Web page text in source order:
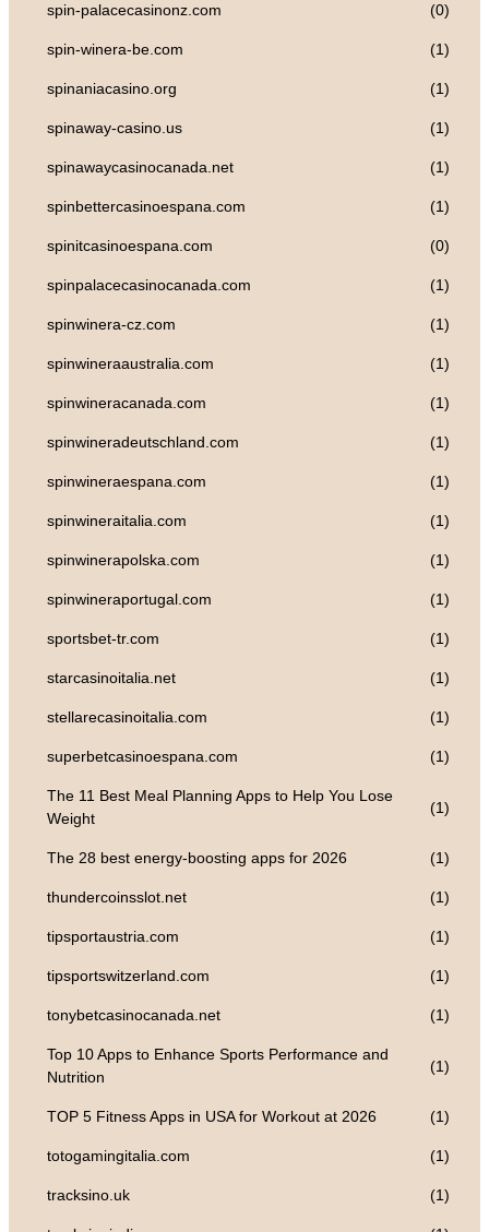
spin-palacecasinonz.com (0)
spin-winera-be.com (1)
spinaniacasino.org (1)
spinaway-casino.us (1)
spinawaycasinocanada.net (1)
spinbettercasinoespana.com (1)
spinitcasinoespana.com (0)
spinpalacecasinocanada.com (1)
spinwinera-cz.com (1)
spinwineraaustralia.com (1)
spinwineracanada.com (1)
spinwineradeutschland.com (1)
spinwineraespana.com (1)
spinwineraitalia.com (1)
spinwinerapolska.com (1)
spinwineraportugal.com (1)
sportsbet-tr.com (1)
starcasinoitalia.net (1)
stellarecasinoitalia.com (1)
superbetcasinoespana.com (1)
The 11 Best Meal Planning Apps to Help You Lose
Weight
(1)
The 28 best energy-boosting apps for 2026 (1)
thundercoinsslot.net (1)
tipsportaustria.com (1)
tipsportswitzerland.com (1)
tonybetcasinocanada.net (1)
Top 10 Apps to Enhance Sports Performance and
Nutrition
(1)
TOP 5 Fitness Apps in USA for Workout at 2026 (1)
totogamingitalia.com (1)
tracksino.uk (1)